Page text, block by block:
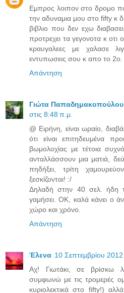
Εμπρος λοιπον στο δρομο
την αδυναμια μου στο fifty κ
βιβλιο που δεν εχω
προτρεχει τα γεγονοτα κ οτι
κραυγαλεες με χαλασε
εντυπωσεις σου κ απο το 2ο.
Απάντηση
Γιώτα Παπαδημακοπούλου
στις 8:48 π.μ.
@ Ειρήνη, είναι ωραίο,
ότι είναι επιτηδευμένα
βωμολοχίας με τέτοια
ανταλλάσσουν μια ματιά,
πηδήξει, τρίτη
ξεσκίζονται! :/
Δηλαδή στην 40 σελ. ήδη
γαμήσει. ΟΚ, καλά κάνει ο
χώρο και χρόνο.
Απάντηση
Έλενα 10 Σεπτεμβρίου 2012
Αχ! Γιωτάκι, σε βρίσκω
συμφωνώ με τις τρομερές
κυριολεκτικά στο fifty!)